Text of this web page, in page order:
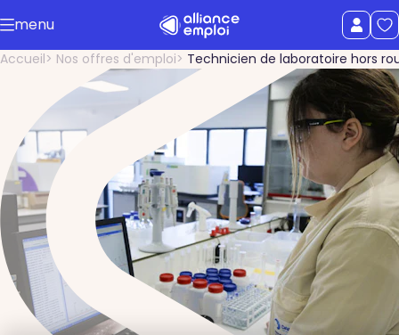
Accéder au contenu principal
Afficher le
menu
le menu
Accueil Nos offres d'emploi Technicien de laboratoire hors